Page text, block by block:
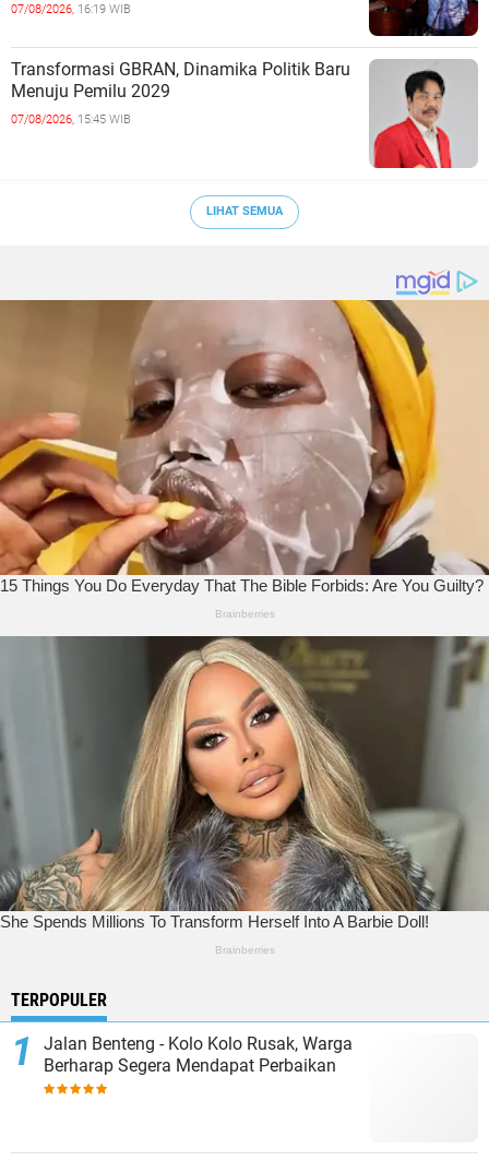
07/08/2026, 16:19 WIB
Transformasi GBRAN, Dinamika Politik Baru
Menuju Pemilu 2029
07/08/2026, 15:45 WIB
LIHAT SEMUA
TERPOPULER
Jalan Benteng - Kolo Kolo Rusak, Warga
Berharap Segera Mendapat Perbaikan